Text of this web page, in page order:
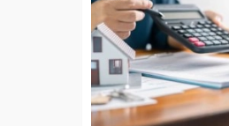
Para
trabajadores y
-Finanzas y